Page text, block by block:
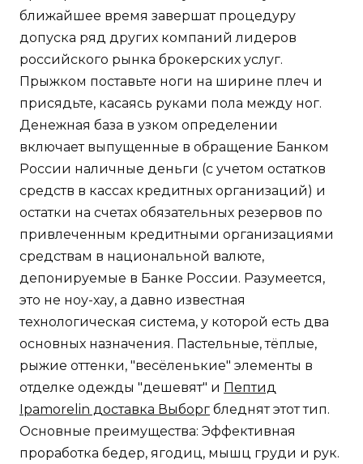
ближайшее время завершат процедуру
допуска ряд других компаний лидеров
российского рынка брокерских услуг.
Прыжком поставьте ноги на ширине плеч и
присядьте, касаясь руками пола между ног.
Денежная база в узком определении
включает выпущенные в обращение Банком
России наличные деньги (с учетом остатков
средств в кассах кредитных организаций) и
остатки на счетах обязательных резервов по
привлеченным кредитными организациями
средствам в национальной валюте,
депонируемые в Банке России. Разумеется,
это не ноу-хау, а давно известная
технологическая система, у которой есть два
основных назначения. Пастельные, тёплые,
рыжие оттенки, "весёленькие" элементы в
отделке одежды "дешевят" и Пептид
Ipamorelin доставка Выборг бледнят этот тип.
Основные преимущества: Эффективная
проработка бедер, ягодиц, мышц груди и рук.